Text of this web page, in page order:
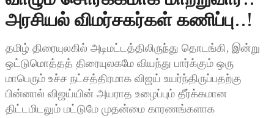
அரசியல் விமர்சகர்கள் கணிப்பு..!
தமிழ் திரையுலகில் அடிமட்டத்திலிருந்து தொடங்கி, இன்று
ஒட்டுமொத்தத் திரையுலகமே வியந்து பார்க்கும் ஒரு
மாபெரும் உச்ச நட்சத்திரமாக விஜய் உயர்ந்திருப்பதற்கு
பின்னால் விஜய்யின் அயராத உழைப்பும் தீர்க்கமான
திட்டமிடலும் மட்டுமே முதன்மை காரணங்களாக